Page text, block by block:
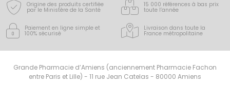
Origine des produits certifiée
par le Ministère de la Santé
15 000 références à bas prix
toute l’année
Paiement en ligne simple et
100% sécurisé
Livraison dans toute la
France métropolitaine
Grande Pharmacie d’Amiens (anciennement Pharmacie Fachon
entre Paris et Lille) - 11 rue Jean Catelas - 80000 Amiens